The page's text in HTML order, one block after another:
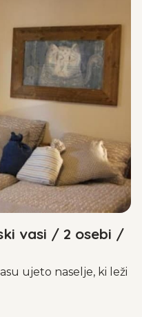
vasi / 2 osebi /
ujeto naselje, ki leži